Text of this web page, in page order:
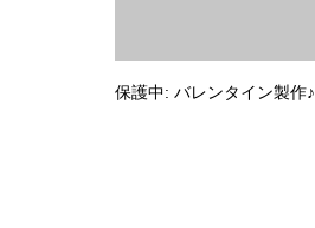
保護中: バレンタイン製作♪